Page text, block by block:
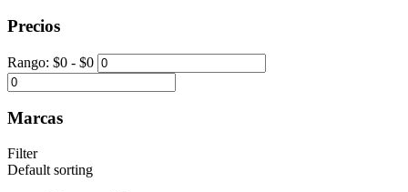
Precios
Rango: $0 - $0
Marcas
Filter
Default sorting